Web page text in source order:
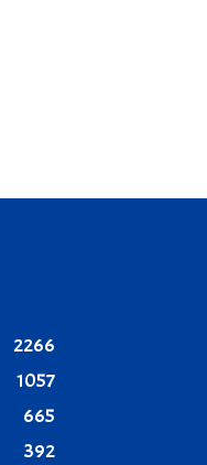
2266
1057
665
392